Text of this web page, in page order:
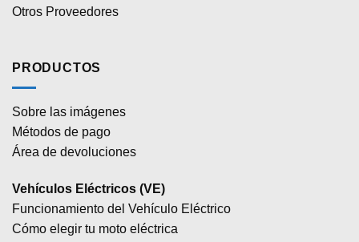
Otros Proveedores
PRODUCTOS
Sobre las imágenes
Métodos de pago
Área de devoluciones
Vehículos Eléctricos (VE)
Funcionamiento del Vehículo Eléctrico
Cómo elegir tu moto eléctrica